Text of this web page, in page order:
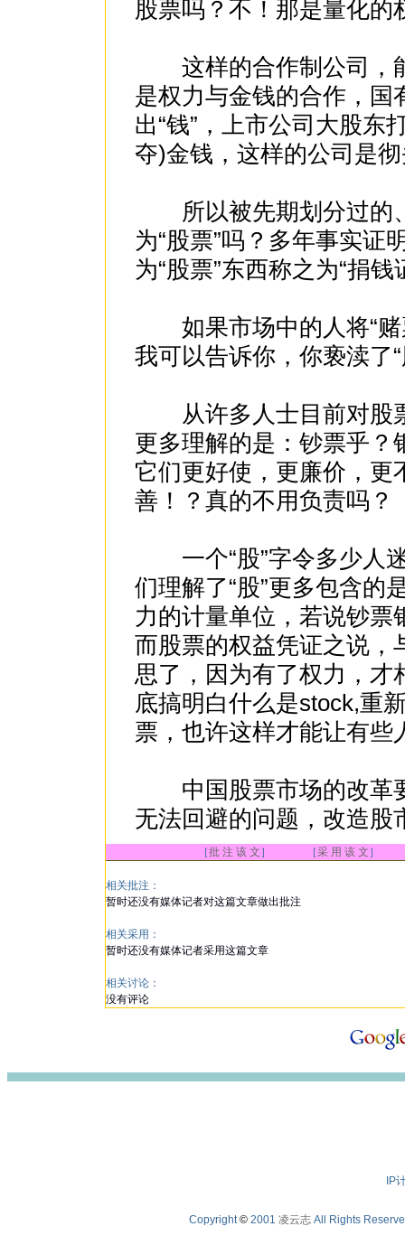
股票吗？不！那是量化的
这样的合作制公司，能
是权力与金钱的合作，国
出“钱”，上市公司大股东
夺)金钱，这样的公司是
所以被先期划分过的
为“股票”吗？多年事实证
为“股票”东西称之为“捐钱
如果市场中的人将“赌
我可以告诉你，你亵渎了
从许多人士目前对股票
更多理解的是：钞票乎？
它们更好使，更廉价，更
善！？真的不用负责吗？
一个“股”字令多少人
们理解了“股”更多包含的
力的计量单位，若说钞
而股票的权益凭证之说，
思了，因为有了权力，才
底搞明白什么是stock,重
票，也许这样才能让有些
中国股票市场的改革
无法回避的问题，改造股
［批 注 该 文 ］ ［采 用 该 文 ］
相关批注：
暂时还没有媒体记者对这篇文章做出批注
相关采用：
暂时还没有媒体记者采用这篇文章
相关讨论：
没有评论
IP
Copyright© 2001 凌云志 All Rights